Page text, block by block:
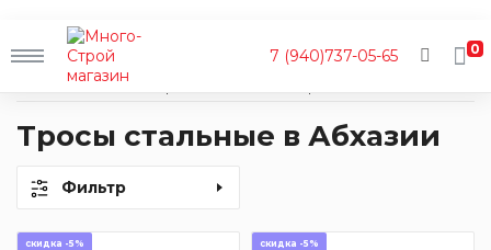
7 (940)737-05-65 0
Тросы стальные в Абхазии
Фильтр
скидка -5% скидка -5%